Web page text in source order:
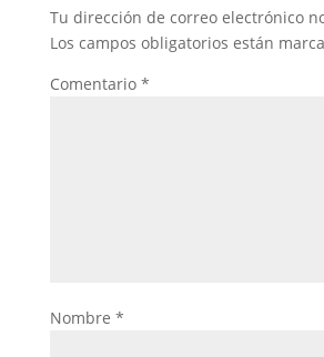
Tu dirección de correo electrónico
Los campos obligatorios están
Comentario *
Nombre *